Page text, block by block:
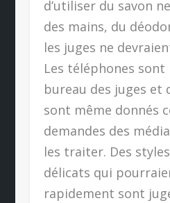
d’utiliser du savon
des mains, du
les juges ne
Les téléphones
bureau des juges et
sont même donnés
demandes des
les traiter. Des
délicats qui
rapidement sont